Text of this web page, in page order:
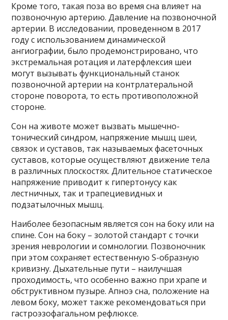
Кроме того, такая поза во время сна влияет на
позвоночную артерию. Давление на позвоночной
артерии. В исследовании, проведенном в 2017
году с использованием динамической
ангиографии, было продемонстрировано, что
экстремальная ротация и латерфлексия шеи
могут вызывать функциональный станок
позвоночной артерии на контрлатеральной
стороне поворота, то есть противоположной
стороне.
Сон на животе может вызвать мышечно-
тонический синдром, напряжение мышц шеи,
связок и суставов, так называемых фасеточных
суставов, которые осуществляют движение тела
в различных плоскостях. Длительное статическое
напряжение приводит к гипертонусу как
лестничных, так и трапециевидных и
подзатылочных мышц.
Наиболее безопасным является сон на боку или на
спине. Сон на боку – золотой стандарт с точки
зрения неврологии и сомнологии. Позвоночник
при этом сохраняет естественную S-образную
кривизну. Дыхательные пути – наилучшая
проходимость, что особенно важно при храпе и
обструктивном пузыре. Апноэ сна, положение на
левом боку, может также рекомендоваться при
гастроэзофагальном рефлюксе.